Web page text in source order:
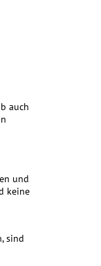
auch
und
keine
sind